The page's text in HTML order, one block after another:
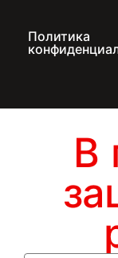
Политика
В